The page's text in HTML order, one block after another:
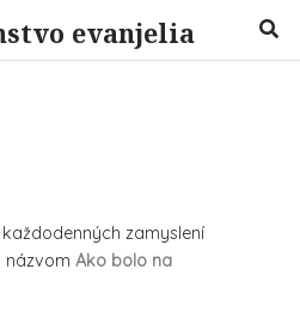
zamyslení
názvom Ako bolo na